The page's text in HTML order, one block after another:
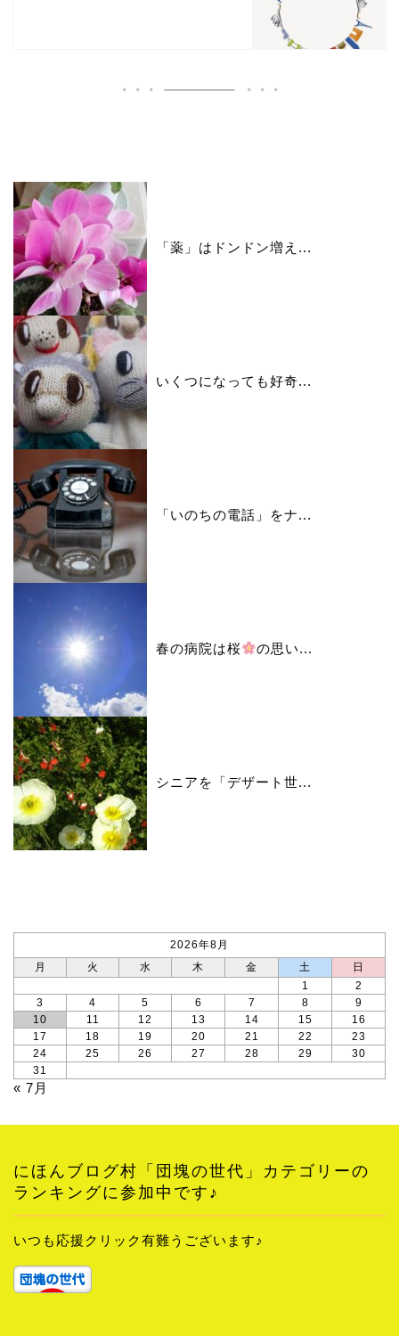
「薬」はドンドン増え...
いくつになっても好奇...
「いのちの電話」をナ...
春の病院は桜 の思い...
シニアを「デザート世...
2026年8月
月
火 水 木 金 土
日
1
2
3
4 5 6 7 8
9
10
11 12 13 14 15
16
17
18 19 20 21 22
23
24
25 26 27 28 29
30
31
« 7月
にほんブログ村「団塊の世代」カテゴリーの
ランキングに参加中です♪
いつも応援クリック有難うございます♪